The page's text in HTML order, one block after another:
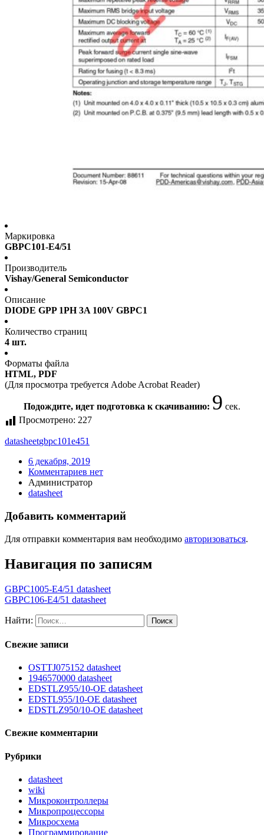
Маркировка
GBPC101-E4/51
Производитель
Vishay/General Semiconductor
Описание
DIODE GPP 1PH 3A 100V GBPC1
Количество страниц
4 шт.
Форматы файла
HTML, PDF
(Для просмотра требуется Adobe Acrobat Reader)
Подождите, идет подготовка к скачиванию: 9 сек.
Просмотрено: 227
datasheetgbpc101e451
6 декабря, 2019
Комментариев нет
Администратор
datasheet
Добавить комментарий
Для отправки комментария вам необходимо авторизоваться.
Навигация по записям
GBPC1005-E4/51 datasheet
GBPC106-E4/51 datasheet
Найти:
Свежие записи
OSTTJ075152 datasheet
1946570000 datasheet
EDSTLZ955/10-OE datasheet
EDSTL955/10-OE datasheet
EDSTLZ950/10-OE datasheet
Свежие комментарии
Рубрики
datasheet
wiki
Микроконтроллеры
Микропроцессоры
Микросхема
Программирование